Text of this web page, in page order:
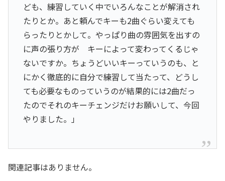
ども、練習していく中でいろんなことが解消され
たりとか。あと頼んでキーも2曲ぐらい変えても
らったりとかして。やっぱり曲の雰囲気を出すの
に声の張り方が キーによって変わってくるじゃ
ないですか。ちょうどいいキーっていうのも、と
にかく徹底的に自分で練習して当たって、どうし
ても必要なものっていうのが結果的には2曲だっ
たのでそれのキーチェンジだけお願いして、今回
やりました。」
関連記事はありません。